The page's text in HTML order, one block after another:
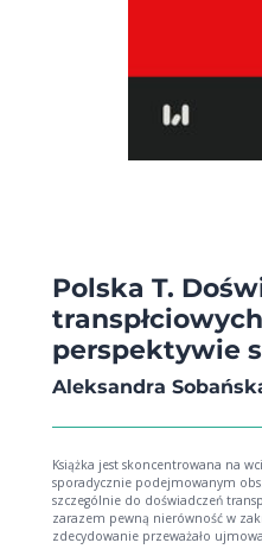
Polska T.
perspektywie
Aleksandra
Książka jest skoncentrowana na
sporadycznie podejmowanym
szczególnie do doświadczeń
zarazem pewną nierówność w
zdecydowanie przeważało